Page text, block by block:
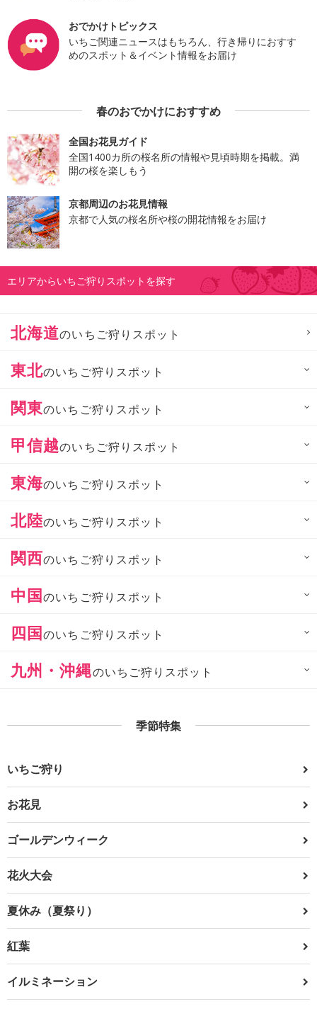
おでかけトピックス
いちご関連ニュースはもちろん、行き帰りにおすす
めのスポット＆イベント情報をお届け
春のおでかけにおすすめ
全国お花見ガイド
全国1400カ所の桜名所の情報や見頃時期を掲載。満
開の桜を楽しもう
京都周辺のお花見情報
京都で人気の桜名所や桜の開花情報をお届け
エリアからいちご狩りスポットを探す
北海道のいちご狩りスポット
東北のいちご狩りスポット
関東のいちご狩りスポット
甲信越のいちご狩りスポット
東海のいちご狩りスポット
北陸のいちご狩りスポット
関西のいちご狩りスポット
中国のいちご狩りスポット
四国のいちご狩りスポット
九州・沖縄のいちご狩りスポット
季節特集
いちご狩り
お花見
ゴールデンウィーク
花火大会
夏休み（夏祭り）
紅葉
イルミネーション